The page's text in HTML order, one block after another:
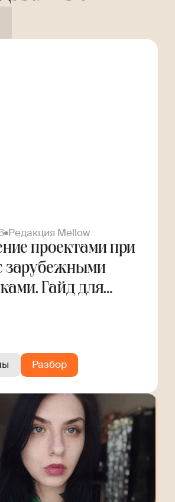
Редакция Mellow
проектами при
зарубежными
Гайд для
Разбор